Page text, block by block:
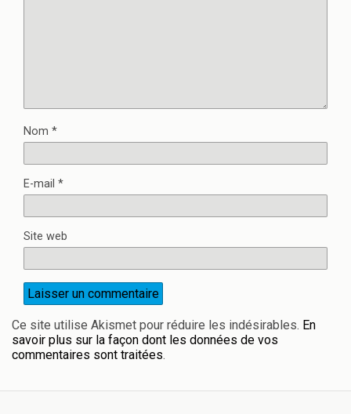
Nom *
E-mail *
Site web
Ce site utilise Akismet pour réduire les indésirables. En
savoir plus sur la façon dont les données de vos
commentaires sont traitées.